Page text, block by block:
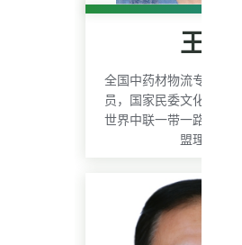
王居
全国中药材物流专家委
员，国家民委文化宣传
世界中联一带一路标准
盟理事长